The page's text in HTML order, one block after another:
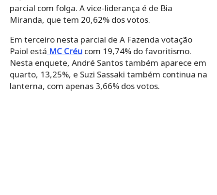
parcial com folga. A vice-liderança é de Bia
Miranda, que tem 20,62% dos votos.
Em terceiro nesta parcial de A Fazenda votação
Paiol está MC Créu com 19,74% do favoritismo.
Nesta enquete, André Santos também aparece em
quarto, 13,25%, e Suzi Sassaki também continua na
lanterna, com apenas 3,66% dos votos.